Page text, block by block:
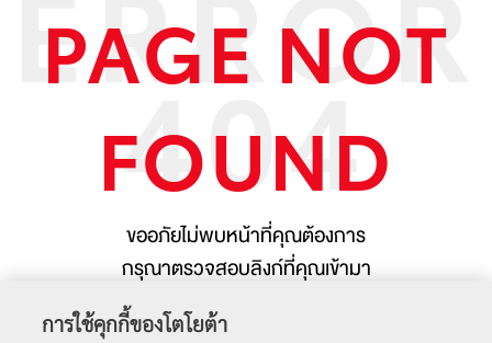
PAGE NOT
FOUND
ขออภัยไม่พบหน้าที่คุณต้องการ
กรุณาตรวจสอบลิงก์ที่คุณเข้ามา
การใช้คุกกี้ของโตโยต้า